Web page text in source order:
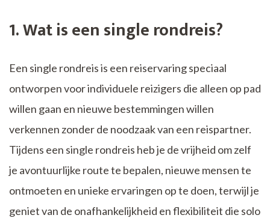
1. Wat is een single rondreis?
Een single rondreis is een reiservaring speciaal
ontworpen voor individuele reizigers die alleen op pad
willen gaan en nieuwe bestemmingen willen
verkennen zonder de noodzaak van een reispartner.
Tijdens een single rondreis heb je de vrijheid om zelf
je avontuurlijke route te bepalen, nieuwe mensen te
ontmoeten en unieke ervaringen op te doen, terwijl je
geniet van de onafhankelijkheid en flexibiliteit die solo